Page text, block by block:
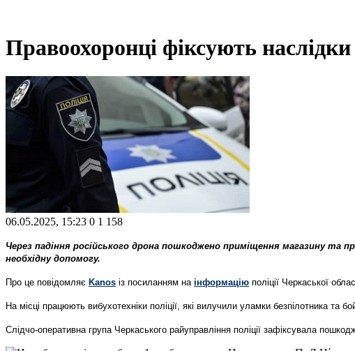
Правоохоронці фіксують
06.05.2025, 15:23 0 1 158
Через падіння російського дрона пошкоджено приміщення магазину та
необхідну допомогу.
Про це повідомляє Kanos із посиланням на інформацію поліції Черкаської
На місці працюють вибухотехніки поліції, які вилучили уламки безпілотника та
Слідчо-оперативна група Черкаського райуправління поліції зафіксувала